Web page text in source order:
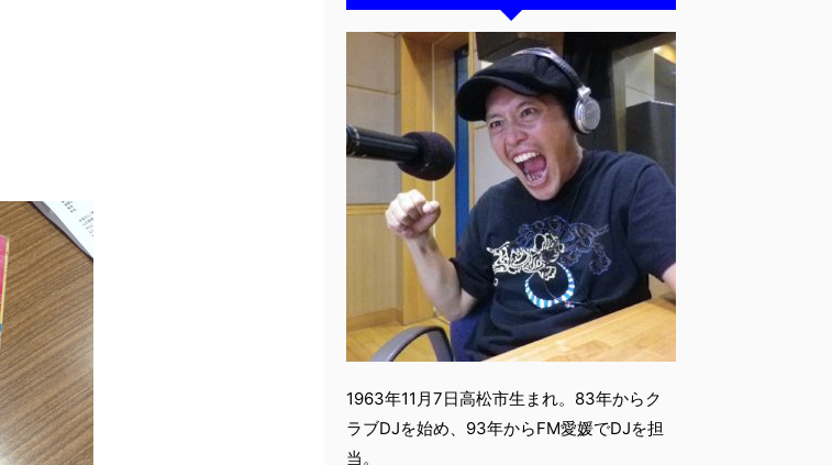
1963年11月7日高松市生まれ。83年からク
ラブDJを始め、93年からFM愛媛でDJを担
当。